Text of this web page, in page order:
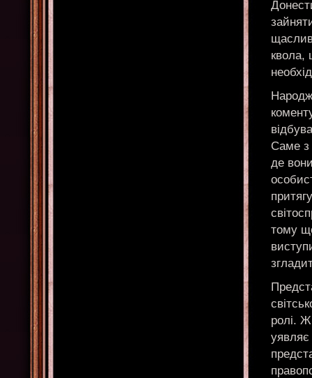
квола,
Саме з
де
тому
ролі.